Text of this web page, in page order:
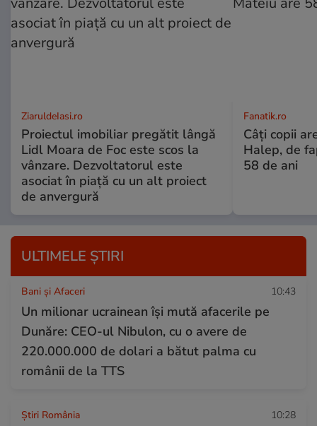
ZiaruldeIasi.ro
Proiectul imobiliar pregătit lângă
Lidl Moara de Foc este scos la
vânzare. Dezvoltatorul este
asociat în piață cu un alt proiect
de anvergură
Fanatik.ro
Câți copii
Halep, de
58 de ani
ULTIMELE ȘTIRI
Bani și Afaceri 10:43
Un milionar ucrainean își mută afacerile pe
Dunăre: CEO-ul Nibulon, cu o avere de
220.000.000 de dolari a bătut palma cu
românii de la TTS
Știri România 10:28